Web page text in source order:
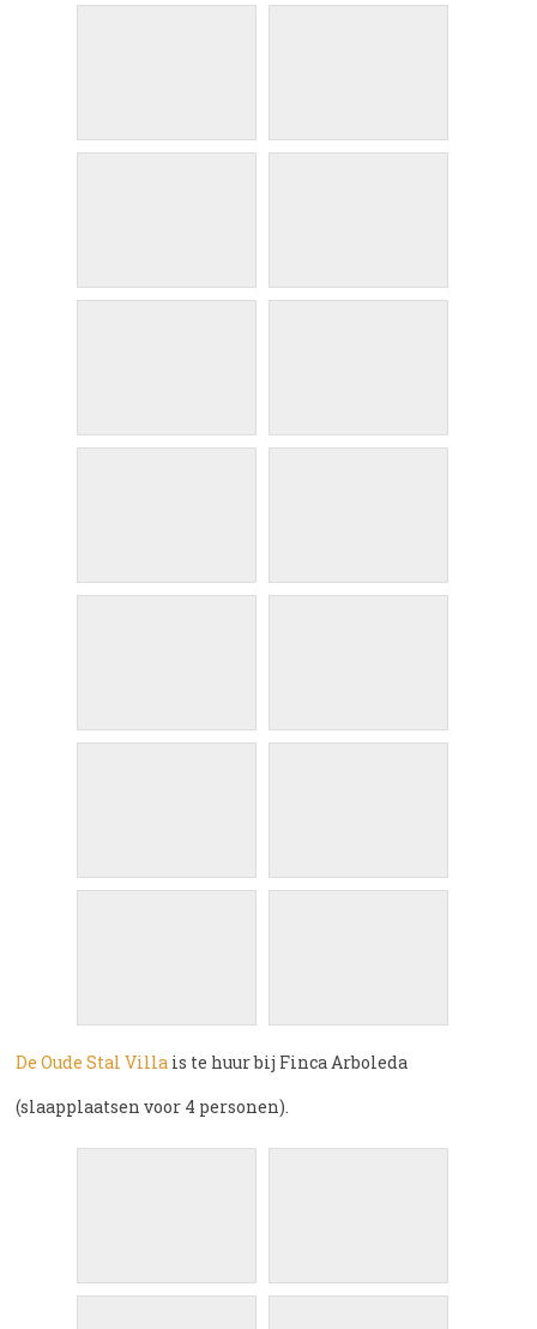
De Oude Stal Villa is te huur bij Finca Arboleda
(slaapplaatsen voor 4 personen).